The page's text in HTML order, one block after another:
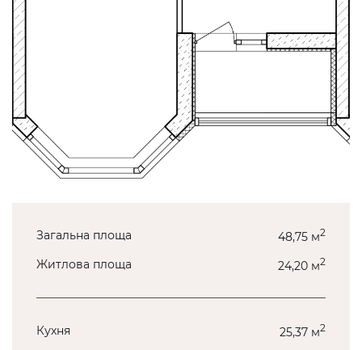
Загальна площа 48,75 м2
Житлова площа 24,20 м2
Кухня 25,37 м2